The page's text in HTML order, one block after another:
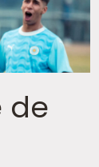
de